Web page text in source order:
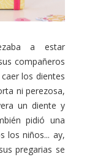
a estar
compañeros
los dientes
ni perezosa,
un diente y
pidió una
los niños... ay,
pregarias se